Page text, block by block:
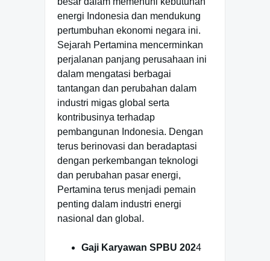
energi Indonesia dan mendukung
pertumbuhan ekonomi negara ini.
Sejarah Pertamina mencerminkan
perjalanan panjang perusahaan ini
dalam mengatasi berbagai
tantangan dan perubahan dalam
industri migas global serta
kontribusinya terhadap
pembangunan Indonesia. Dengan
terus berinovasi dan beradaptasi
dengan perkembangan teknologi
dan perubahan pasar energi,
Pertamina terus menjadi pemain
penting dalam industri energi
nasional dan global.
Gaji Karyawan SPBU 2024